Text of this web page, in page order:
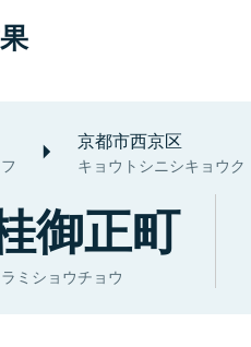
京都市西京区
キョウトシニシキョウク
御正町
ミショウチョウ